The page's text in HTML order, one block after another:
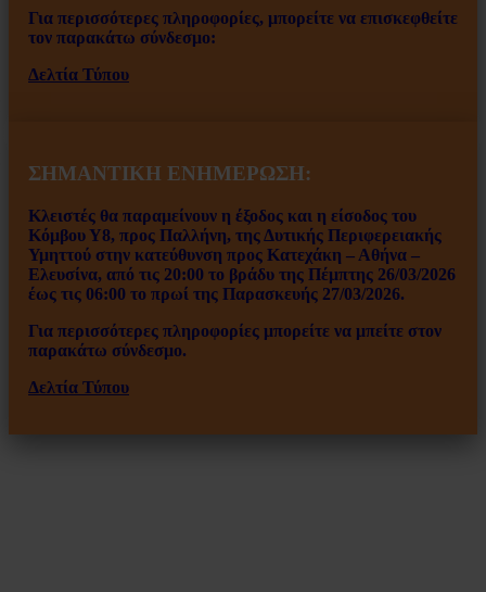
Για περισσότερες πληροφορίες, μπορείτε να επισκεφθείτε
τον παρακάτω σύνδεσμο:
Δελτία Τύπου
ΣΗΜΑΝΤΙΚΗ ΕΝΗΜΕΡΩΣΗ:
Κλειστές θα παραμείνουν η έξοδος και η είσοδος του
Κόμβου Υ8, προς Παλλήνη, της Δυτικής Περιφερειακής
Υμηττού στην κατεύθυνση προς Κατεχάκη – Αθήνα –
Ελευσίνα, από τις 20:00 το βράδυ της Πέμπτης 26/03/2026
έως τις 06:00 το πρωί της Παρασκευής 27/03/2026.
Για περισσότερες πληροφορίες μπορείτε να μπείτε στον
παρακάτω σύνδεσμο.
Δελτία Τύπου